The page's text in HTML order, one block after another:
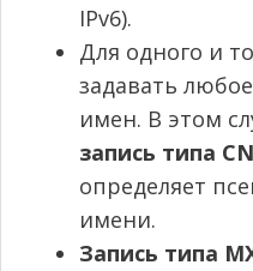
IPv6).
Для одного и
задавать
имен. В этом
запись типа
определяет
имени.
Запись типа